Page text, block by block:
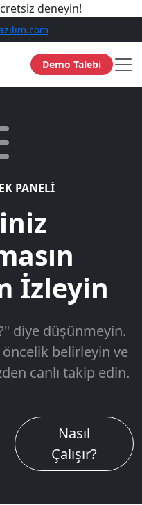
deneyin!
Demo Talebi
PANELİ
İzleyin
diye düşünmeyin.
belirleyin ve
canlı takip edin.
Nasıl
Çalışır?